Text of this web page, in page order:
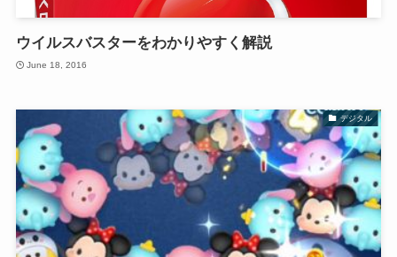
ウイルスバスターをわかりやすく解説
June 18, 2016
デジタル